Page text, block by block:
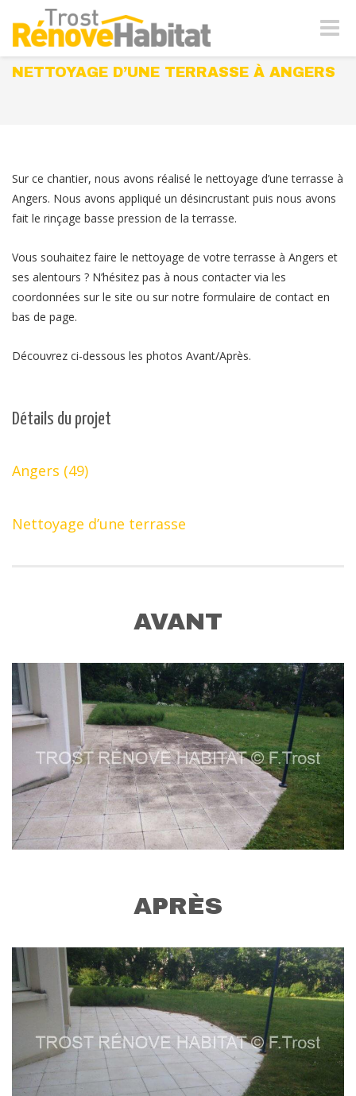
-
NETTOYAGE D’UNE TERRASSE À ANGERS
Sur ce chantier, nous avons réalisé le nettoyage d’une terrasse à
Angers. Nous avons appliqué un désincrustant puis nous avons
fait le rinçage basse pression de la terrasse.
Vous souhaitez faire le nettoyage de votre terrasse à Angers et
ses alentours ? N’hésitez pas à nous contacter via les
coordonnées sur le site ou sur notre formulaire de contact en
bas de page.
Découvrez ci-dessous les photos Avant/Après.
Détails du projet
Angers (49)
Nettoyage d’une terrasse
AVANT
APRÈS